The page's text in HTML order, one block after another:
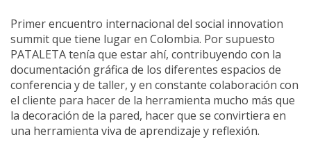
Primer encuentro internacional del social innovation
summit que tiene lugar en Colombia. Por supuesto
PATALETA tenía que estar ahí, contribuyendo con la
documentación gráfica de los diferentes espacios de
conferencia y de taller, y en constante colaboración con
el cliente para hacer de la herramienta mucho más que
la decoración de la pared, hacer que se convirtiera en
una herramienta viva de aprendizaje y reflexión.